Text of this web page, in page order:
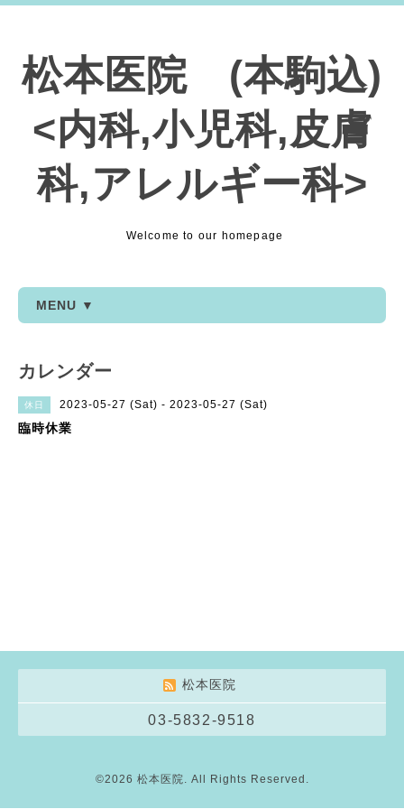
松本医院 (本駒込)
<内科,小児科,皮膚
科,アレルギー科>
Welcome to our homepage
MENU ▼
カレンダー
休日 2023-05-27 (Sat) - 2023-05-27 (Sat)
臨時休業
松本医院
03-5832-9518
©2026 松本医院. All Rights Reserved.